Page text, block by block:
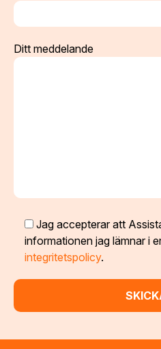
Ditt meddelande
Jag accepterar att
informationen jag lämnar i
integritetspolicy.